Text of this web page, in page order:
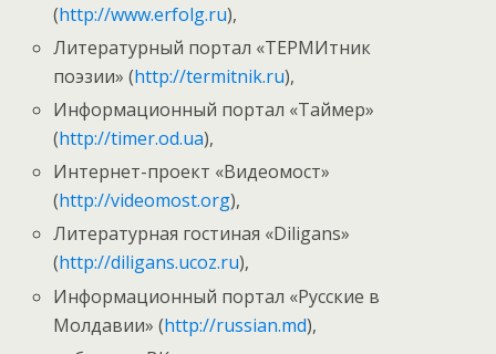
(http://www.erfolg.ru),
Литературный портал «ТЕРМИтник
поэзии» (http://termitnik.ru),
Информационный портал «Таймер»
(http://timer.od.ua),
Интернет-проект «Видеомост»
(http://videomost.org),
Литературная гостиная «Diligans»
(http://diligans.ucoz.ru),
Информационный портал «Русские в
Молдавии» (http://russian.md),